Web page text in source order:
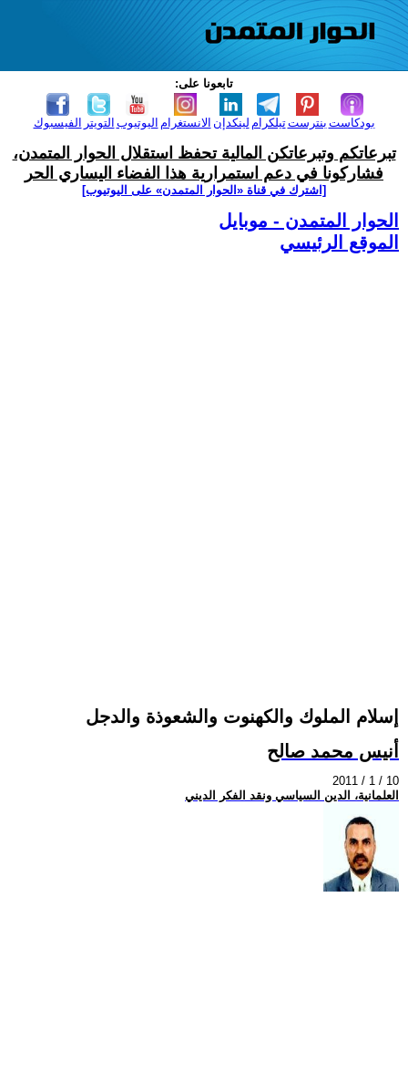
تابعونا على:
الفيسبوك التويتر اليوتيوب الانستغرام لينكدإن تيلكرامبنترست بودكاست
تبرعاتكم وتبرعاتكن المالية تحفظ استقلال الحوار المتمدن،
فشاركونا في دعم استمرارية هذا الفضاء اليساري الحر
[اشترك في قناة ‫«الحوار المتمدن» على اليوتيوب]
الحوار المتمدن - موبايل
الموقع الرئيسي
إسلام الملوك والكهنوت والشعوذة والدجل
أنيس محمد صالح
2011 / 1 / 10
العلمانية، الدين السياسي ونقد الفكر الديني